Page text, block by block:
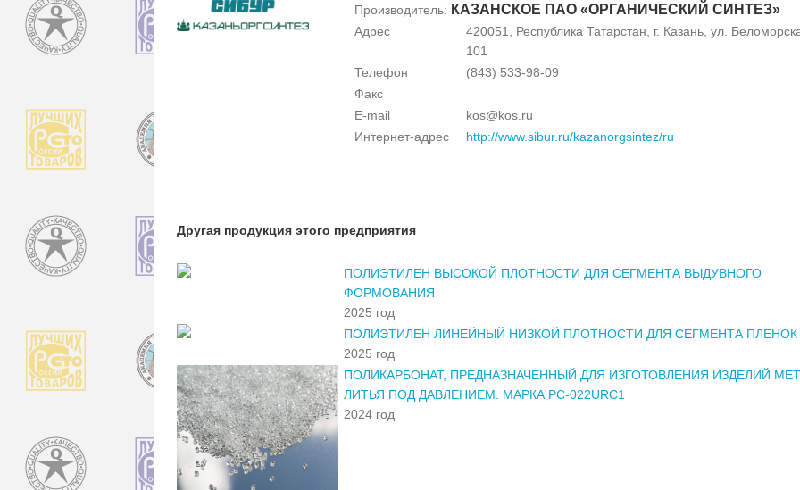
Производитель: КАЗАНСКОЕ ПАО «ОРГАНИЧЕСКИЙ СИНТЕЗ»
Адрес
420051, Республика Татарстан, г. Казань, ул.
101
Телефон
(843) 533-98-09
Факс
E-mail
kos@kos.ru
Интернет-адрес
http://www.sibur.ru/kazanorgsintez/ru
Другая продукция этого предприятия
ПОЛИЭТИЛЕН ВЫСОКОЙ ПЛОТНОСТИ ДЛЯ СЕГМЕНТА ВЫДУВНОГО
ФОРМОВАНИЯ
2025 год
ПОЛИЭТИЛЕН ЛИНЕЙНЫЙ НИЗКОЙ ПЛОТНОСТИ ДЛЯ СЕГМЕНТА ПЛЕНОК
2025 год
ПОЛИКАРБОНАТ, ПРЕДНАЗНАЧЕННЫЙ ДЛЯ ИЗГОТОВЛЕНИЯ ИЗДЕЛИЙ
ЛИТЬЯ ПОД ДАВЛЕНИЕМ. МАРКА PC-022URC1
2024 год